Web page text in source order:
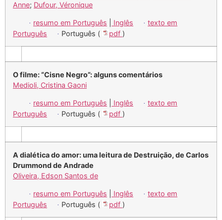
Anne; Dufour, Véronique
· resumo em Português Inglês · texto em
Português
· Português ( pdf )
O filme: “Cisne Negro”: alguns comentários
Medioli, Cristina Gaoni
· resumo em Português Inglês · texto em
Português
· Português ( pdf )
A dialética do amor: uma leitura de Destruição, de Carlos
Drummond de Andrade
Oliveira, Edson Santos de
· resumo em Português Inglês · texto em
Português
· Português ( pdf )